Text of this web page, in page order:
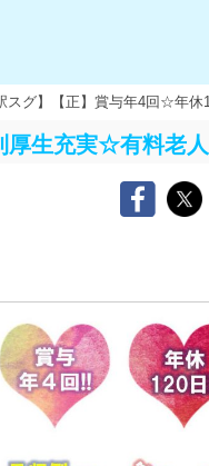
スグ】【正】賞与年4回☆年
生充実☆有料老